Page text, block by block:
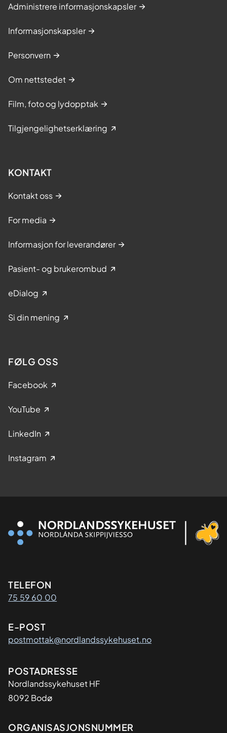
Administrere informasjonskapsler
Informasjonskapsler
Personvern
Om nettstedet
Film, foto og lydopptak
Tilgjengelighetserklæring
KONTAKT
Kontakt oss
For media
Informasjon for leverandører
Pasient- og brukerombud
eDialog
Si din mening
FØLG OSS
Facebook
YouTube
LinkedIn
Instagram
Kontaktinformasjon
TELEFON
75 59 60 00
E-POST
postmottak@nordlandssykehuset.no
Adresse
POSTADRESSE
Nordlandssykehuset HF
8092 Bodø
Organisasjon
ORGANISASJONSNUMMER